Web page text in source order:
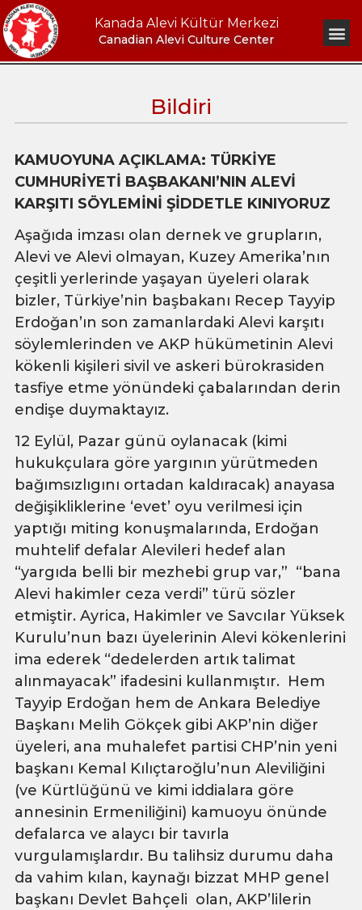
Kanada Alevi Kültür Merkezi
Canadian Alevi Culture Center
Bildiri
KAMUOYUNA AÇIKLAMA: TÜRKİYE
CUMHURİYETİ BAŞBAKANI’NIN ALEVİ
KARŞITI SÖYLEMİNİ ŞİDDETLE KINIYORUZ
Aşağıda imzası olan dernek ve grupların,
Alevi ve Alevi olmayan, Kuzey Amerika’nın
çeşitli yerlerinde yaşayan üyeleri olarak
bizler, Türkiye’nin başbakanı Recep Tayyip
Erdoğan’ın son zamanlardaki Alevi karşıtı
söylemlerinden ve AKP hükümetinin Alevi
kökenli kişileri sivil ve askeri bürokrasiden
tasfiye etme yönündeki çabalarından derin
endişe duymaktayız.
12 Eylül, Pazar günü oylanacak (kimi
hukukçulara göre yargının yürütmeden
bağımsızlıgını ortadan kaldıracak) anayasa
değişikliklerine ‘evet’ oyu verilmesi için
yaptığı miting konuşmalarında, Erdoğan
muhtelif defalar Alevileri hedef alan
“yargıda belli bir mezhebi grup var,” “bana
Alevi hakimler ceza verdi” türü sözler
etmiştir. Ayrica, Hakimler ve Savcılar Yüksek
Kurulu’nun bazı üyelerinin Alevi kökenlerini
ima ederek “dedelerden artık talimat
alınmayacak” ifadesini kullanmıştır. Hem
Tayyip Erdoğan hem de Ankara Belediye
Başkanı Melih Gökçek gibi AKP’nin diğer
üyeleri, ana muhalefet partisi CHP’nin yeni
başkanı Kemal Kılıçtaroğlu’nun Aleviliğini
(ve Kürtlüğünü ve kimi iddialara göre
annesinin Ermeniliğini) kamuoyu önünde
defalarca ve alaycı bir tavırla
vurgulamışlardır. Bu talihsiz durumu daha
da vahim kılan, kaynağı bizzat MHP genel
başkanı Devlet Bahçeli olan, AKP’lilerin